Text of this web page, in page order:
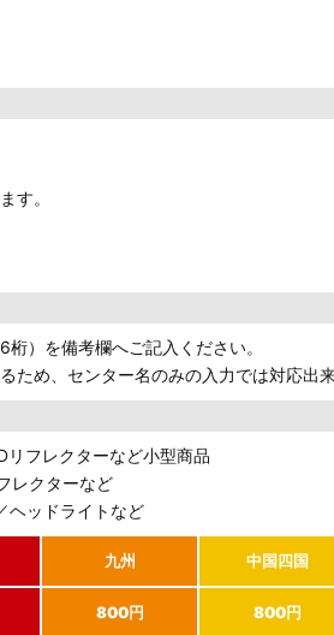
す。
）を備考欄へご記入ください。
ため、センター名のみの入力では対応出
リフレクターなど小型商品
レクターなど
ヘッドライトなど
九州 中国四国
800円 800円